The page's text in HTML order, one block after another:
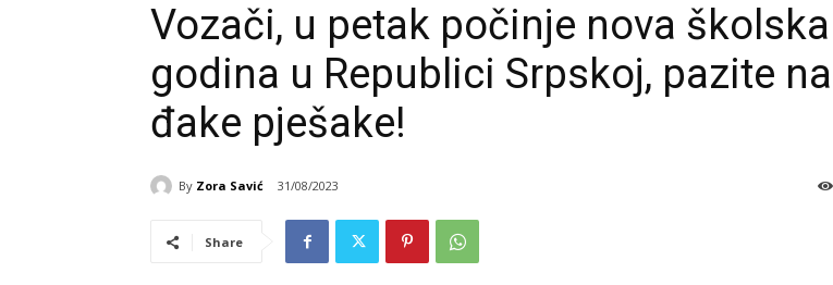
Vozači, u petak počinje nova školska
godina u Republici Srpskoj, pazite na
đake pješake!
By Zora Savić 31/08/2023
Share